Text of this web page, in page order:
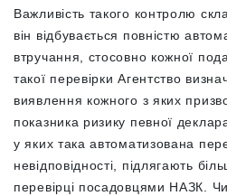
Важливість такого контролю
він відбувається повністю
втручання, стосовно кожної
такої перевірки Агентство
виявлення кожного з яких
показника ризику певної
у яких така автоматизована
невідповідності, підлягають
перевірці посадовцями НАЗК.